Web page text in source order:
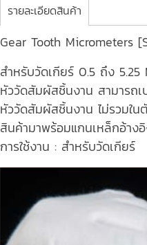
รายละเอียดสินค้า
Gear Tooth Micrometers
สำหรับวัดเกียร์ 0.5 ถึง 5.25
หัววัดสัมผัสชิ้นงาน สามารถเ
หัววัดสัมผัสชิ้นงาน ไม่รวมใ
สินค้ามาพร้อมแกนเหล็กอ้าง
การใช้งาน : สำหรับวัดเกียร์